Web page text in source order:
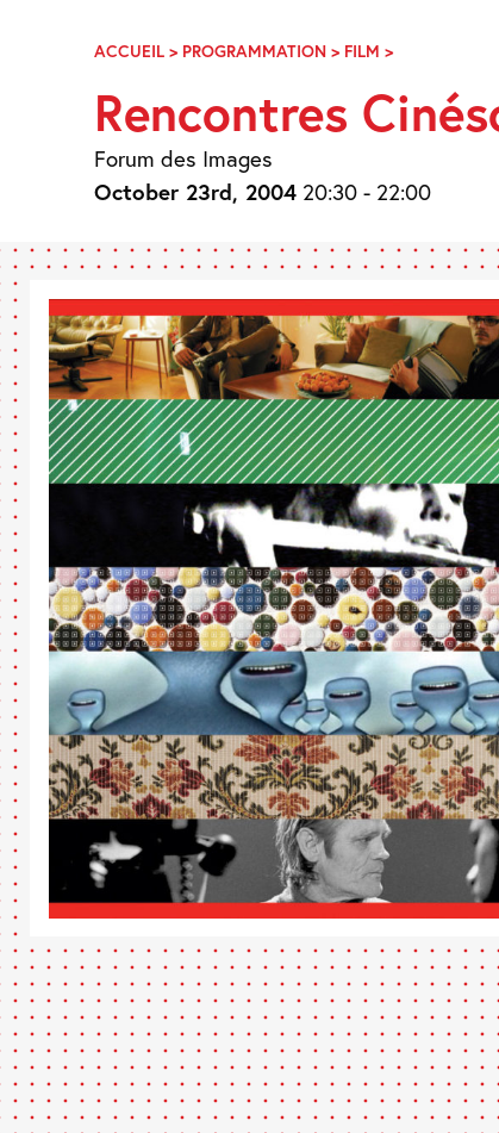
NavigationACCUEIL > PROGRAMMATION > FILM >RENCONTRES
2004
Rencontres
Forum des Images
October 23rd, 2004 20:30 - 22:00